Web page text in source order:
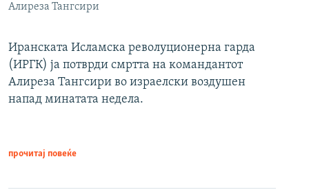
Алиреза Тангсири
Иранската Исламска револуционерна гарда
(ИРГК) ја потврди смртта на командантот
Алиреза Тангсири во израелски воздушен
напад минатата недела.
прочитај повеќе